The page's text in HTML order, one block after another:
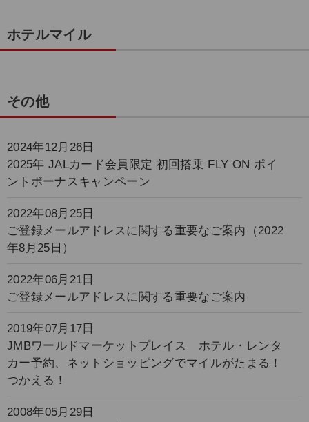
ホテルマイル
その他
2024年12月26日
2025年 JALカード会員限定 初回搭乗 FLY ON ポイ
ントボーナスキャンペーン
2022年08月25日
ご登録メールアドレスに関する重要なご案内（2022
年8月25日）
2022年06月21日
ご登録メールアドレスに関する重要なご案内
2019年07月17日
JMBワールドマーケットプレイス ホテル・レンタ
カー予約、ネットショッピングでマイルがたまる！
つかえる！
2008年05月29日